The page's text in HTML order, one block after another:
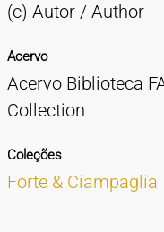
(c) Autor / Author
Acervo
Acervo Biblioteca
Collection
Coleções
Forte & Ciampaglia